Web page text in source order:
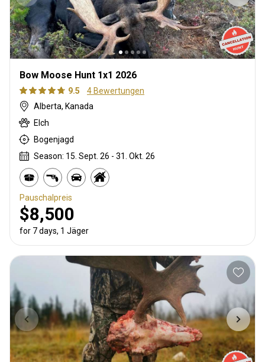
Bow Moose Hunt 1x1 2026
9.5
4 Bewertungen
Alberta, Kanada
Elch
Bogenjagd
Season: 15. Sept. 26 - 31. Okt. 26
Pauschalpreis
$8,500
for 7 days, 1 Jäger